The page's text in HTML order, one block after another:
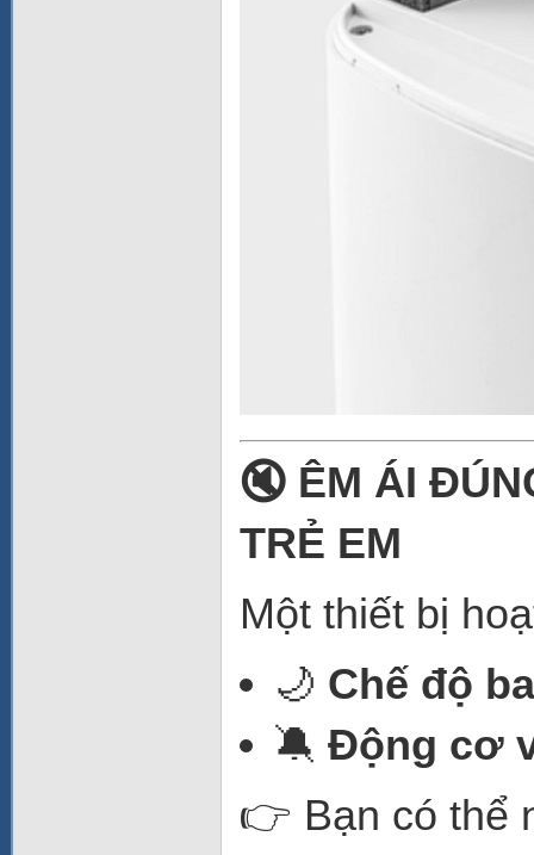
🔇 ÊM ÁI
TRẺ EM
Một thiết bị
🌙 Chế độ
🔕 Động cơ
👉 Bạn có thể